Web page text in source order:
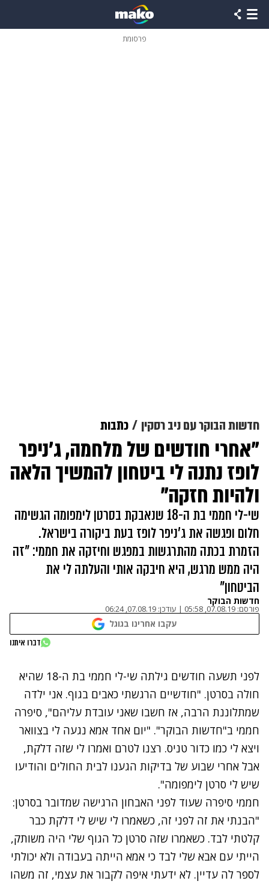
פרסומת
חדשות הבוקר עם ניב רסקין כתבות
"אחרי חודשים של מלחמה, ג'ניפר
לופז נתנה לי ביטחון להמשיך הלאה
ולהיות חזקה"
שי-לי חממי בת ה-18 שנאבקת בסרטן לימפומה הגשימה
חלום ופגשה את ג'ניפר לופז בעת ביקורה בישראל.
הזמרת בכתה מהתרגשות במפגש וחיזקה את חממי: "זה
היה ממש מרגש, היא חיבקה אותי והעלתה לי את
הביטחון"
חדשות הבוקר
פורסם: 07.08.19, 05:58
| עודכן: 07.08.19, 06:24
עקבו אחרינו בגוגל
נתקלנו בבעיה
דברו איתנו
לפני תשעה חודשים גילתה שי-לי חממי בת ה-18 שהיא
חולה בסרטן. "חודשיים הרגשתי כאבים בגוף. אני ילדה
שמתלוננת הרבה, אז חשבו שאני עובדת עליהם", סיפרה
חממי ב"חדשות הבוקר". "יום אחד אמא נגעה לי בצוואר
ויצא לי כמו כדור טניס. רצנו לטרם ואמרו לי שזה דלקת,
אבל אחרי שבוע של בדיקות הגענו לבית החולים והודיעו
שיש לי סרטן לימפומה".
חממי סיפרה שעוד לפני האבחון הרגישה שמדובר בסרטן:
"הבנתי את זה לפני זה, כשאמרו לי שיש לי דלקת כבר
קלטתי לבד. כשאמרו שזה סרטן כל הגוף שלי היה משותק,
הייתי עם אבא שלי לבד כי אמא הייתה בעבודה ולא יכולתי
לספר לה עדיין. לא ידעתי איפה לקבור את עצמי, זה משהו